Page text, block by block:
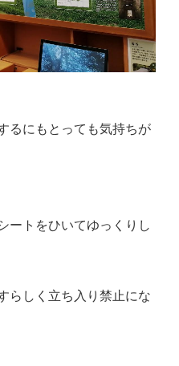
るにもとっても気持ちが
ートをひいてゆっくりし
らしく立ち入り禁止にな